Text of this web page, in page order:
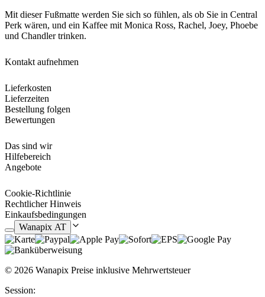
Mit dieser Fußmatte werden Sie sich so fühlen, als ob Sie in Central
Perk wären, und ein Kaffee mit Monica Ross, Rachel, Joey, Phoebe
und Chandler trinken.
Kontakt aufnehmen
Lieferkosten
Lieferzeiten
Bestellung folgen
Bewertungen
Das sind wir
Hilfebereich
Angebote
Cookie-Richtlinie
Rechtlicher Hinweis
Einkaufsbedingungen
Wanapix AT
© 2026 Wanapix Preise inklusive Mehrwertsteuer
Session: